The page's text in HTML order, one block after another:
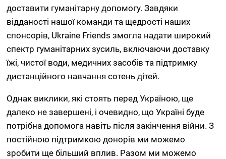
доставити гуманітарну допомогу. Завдяки
відданості нашої команди та щедрості наших
спонсорів, Ukraine Friends змогла надати широкий
спектр гуманітарних зусиль, включаючи доставку
їжі, чистої води, медичних засобів та підтримку
дистанційного навчання сотень дітей.
Однак виклики, які стоять перед Україною, ще
далеко не завершені, і очевидно, що Україні буде
потрібна допомога навіть після закінчення війни. З
постійною підтримкою донорів ми можемо
зробити ще більший вплив. Разом ми можемо